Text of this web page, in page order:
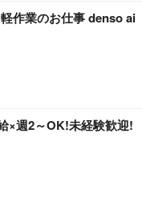
作業のお仕事 denso ai
×週2～OK!未経験歓迎!